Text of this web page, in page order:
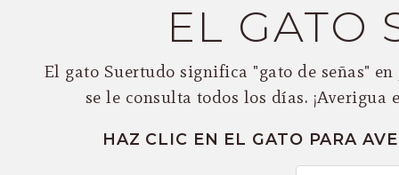
EL GATO
El gato Suertudo significa "gato de señas"
se le consulta todos los días.
HAZ CLIC EN EL GATO PARA